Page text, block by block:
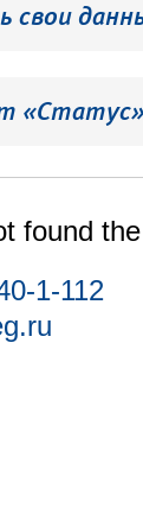
свои
«Статус»
found
1-112